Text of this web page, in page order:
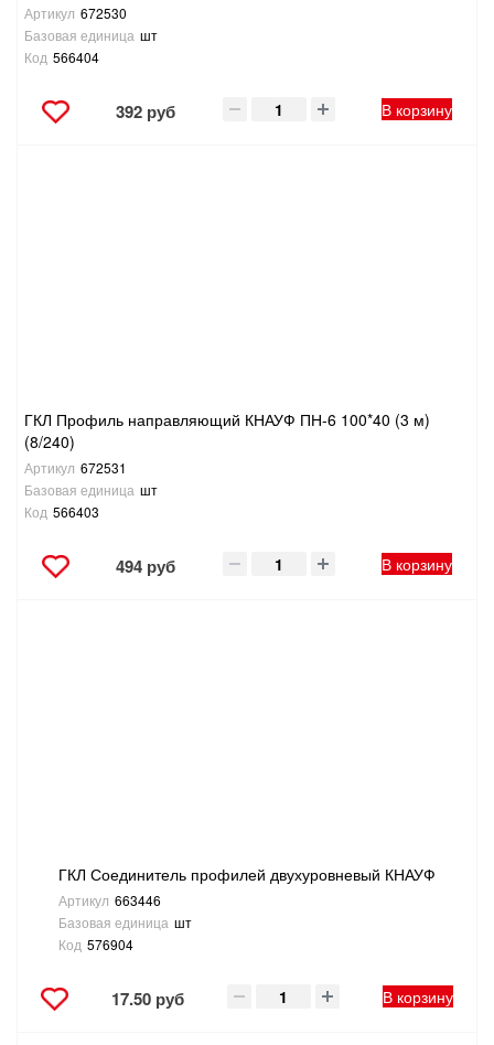
Артикул 672530
Базовая единица шт
Код 566404
392 руб В корзину
ГКЛ Профиль направляющий КНАУФ ПН-6 100*40 (3 м)
(8/240)
Артикул 672531
Базовая единица шт
Код 566403
494 руб В корзину
ГКЛ Соединитель профилей двухуровневый КНАУФ
Артикул 663446
Базовая единица шт
Код 576904
17.50 руб В корзину